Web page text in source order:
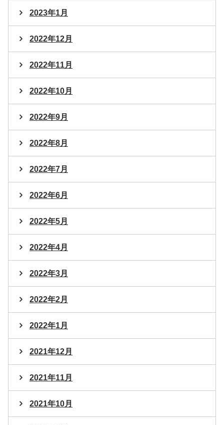
2023年1月
2022年12月
2022年11月
2022年10月
2022年9月
2022年8月
2022年7月
2022年6月
2022年5月
2022年4月
2022年3月
2022年2月
2022年1月
2021年12月
2021年11月
2021年10月